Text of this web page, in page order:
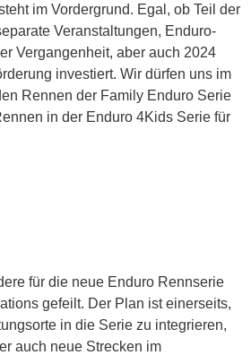
im Vordergrund. Egal, ob Teil der
Veranstaltungen, Enduro-
Vergangenheit, aber auch 2024
investiert. Wir dürfen uns im
Rennen der Family Enduro Serie
in der Enduro 4Kids Serie für
für die neue Enduro Rennserie
gefeilt. Der Plan ist einerseits,
in die Serie zu integrieren,
auch neue Strecken im